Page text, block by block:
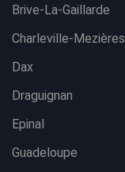
Brive-La-Gaillarde
Charleville-Mezières
Dax
Draguignan
Epinal
Guadeloupe